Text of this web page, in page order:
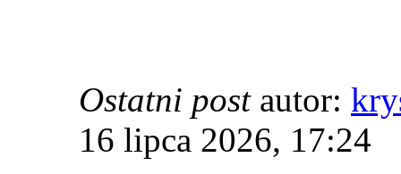
Ostatni postautor:
16 lipca 2026, 17:24